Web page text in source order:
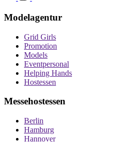
Modelagentur
Grid Girls
Promotion
Models
Eventpersonal
Helping Hands
Hostessen
Messehostessen
Berlin
Hamburg
Hannover